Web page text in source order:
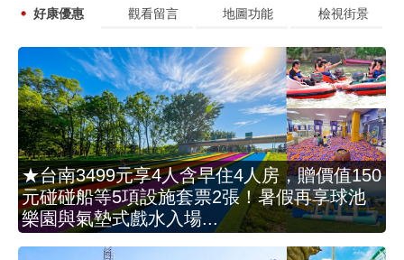
好康優惠 觀看留言 地圖功能 檢視街景
★台南3499元享4人含早住4人房，贈價值150
元碰碰船等5項設施套票2張！暑假再享球池
樂園與氣墊式戲水入場...